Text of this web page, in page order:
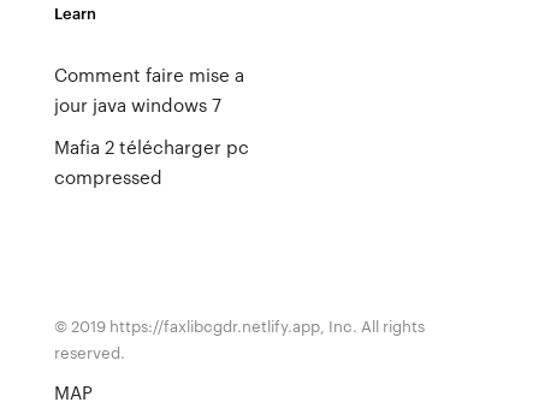
Learn
Comment faire mise a
jour java windows 7
Mafia 2 télécharger pc
compressed
© 2019 https://faxlibcgdr.netlify.app, Inc. All rights
reserved.
MAP